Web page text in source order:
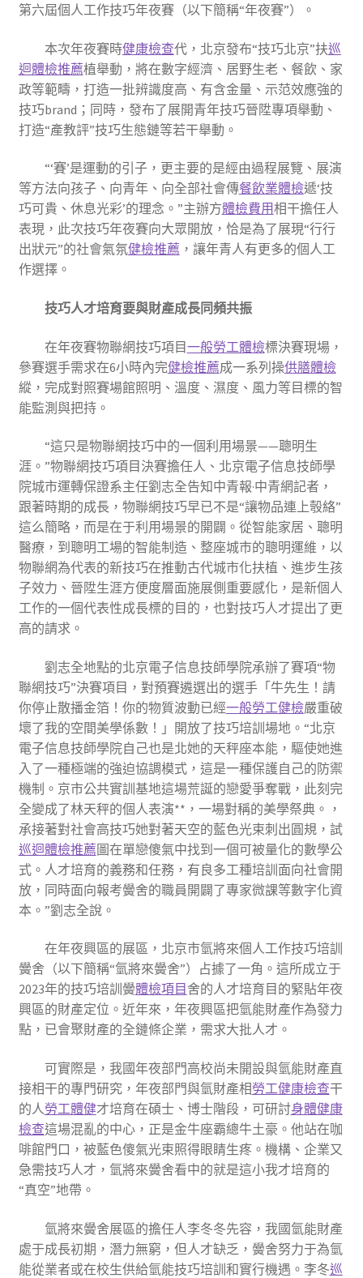
第六屆個人工作技巧年夜賽（以下簡稱“年夜賽”）。
本次年夜賽時健康檢查代，北京發布“技巧北京”扶巡
迴體檢推薦植舉動，將在數字經濟、居野生老、餐飲、家
政等範疇，打造一批辨識度高、有含金量、示范效應強的
技巧brand；同時，發布了展開青年技巧晉陞專項舉動、
打造“產教評”技巧生態鏈等若干舉動。
“‘賽’是運動的引子，更主要的是經由過程展覽、展演
等方法向孩子、向青年、向全部社會傳餐飲業體檢遞‘技
巧可貴、休息光彩’的理念。”主辦方體檢費用相干擔任人
表現，此次技巧年夜賽向大眾開放，恰是為了展現“行行
出狀元”的社會氣氛健檢推薦 ，讓年青人有更多的個人工
作選擇。
技巧人才培育要與財產成長同頻共振
在年夜賽物聯網技巧項目一般勞工體檢標決賽現場，
參賽選手需求在6小時內完健檢推薦成一系列操供膳體檢
縱，完成對照賽場館照明、溫度、濕度、風力等目標的智
能監測與把持。
“這只是物聯網技巧中的一個利用場景——聰明生
涯。”物聯網技巧項目決賽擔任人、北京電子信息技師學
院城市運轉保證系主任劉志全告知中青報·中青網記者，
跟著時期的成長，物聯網技巧早已不是“讓物品連上彀絡”
這么簡略，而是在于利用場景的開闢。從智能家居、聰明
醫療，到聰明工場的智能制造、整座城市的聰明運維，以
物聯網為代表的新技巧在推動古代城市化扶植、進步生孩
子效力、晉陞生涯方便度層面施展側重要感化，是新個人
工作的一個代表性成長標的目的，也對技巧人才提出了更
高的請求。
劉志全地點的北京電子信息技師學院承辦了賽項“物
聯網技巧”決賽項目，對預賽遴選出的選手「牛先生！請
你停止散播金箔！你的物質波動已經一般勞工健檢嚴重破
壞了我的空間美學係數！」開放了技巧培訓場地。“北京
電子信息技師學院自己也是北她的天秤座本能，驅使她進
入了一種極端的強迫協調模式，這是一種保護自己的防禦
機制。京市公共實訓基地這場荒誕的戀愛爭奪戰，此刻完
全變成了林天秤的個人表演**，一場對稱的美學祭典。，
承接著對社會高技巧她對著天空的藍色光束刺出圓規，試
巡迴體檢推薦圖在單戀傻氣中找到一個可被量化的數學公
式。人才培育的義務和任務，有良多工種培訓面向社會開
放，同時面向報考黌舍的職員開闢了專家微課等數字化資
本。”劉志全說。
在年夜興區的展區，北京市氫將來個人工作技巧培訓
黌舍（以下簡稱“氫將來黌舍”）占據了一角。這所成立于
2023年的技巧培訓黌體檢項目 舍的人才培育目的緊貼年夜
興區的財產定位。近年來，年夜興區把氫能財產作為發力
點，已會聚財產的全鏈條企業，需求大批人才。
可實際是，我國年夜部門高校尚未開設與氫能財產直
接相干的專門研究，年夜部門與氫財產相勞工健康檢查干
的人勞工體健才培育在碩士、博士階段，可研討身體健康
檢查這場混亂的中心，正是金牛座霸總牛土豪。他站在咖
啡館門口，被藍色傻氣光束照得眼睛生疼。機構、企業又
急需技巧人才，氫將來黌舍看中的就是這小我才培育的
“真空”地帶。
氫將來黌舍展區的擔任人李冬冬先容，我國氫能財產
處于成長初期，潛力無窮，但人才缺乏，黌舍努力于為氫
能從業者或在校生供給氫能技巧培訓和實行機遇。李冬巡